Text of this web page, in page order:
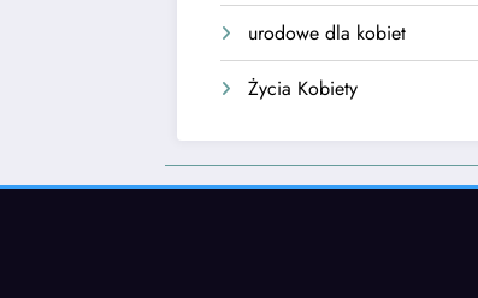
urodowe dla kobiet
Życia Kobiety